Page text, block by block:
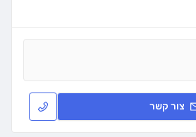
צור קשר